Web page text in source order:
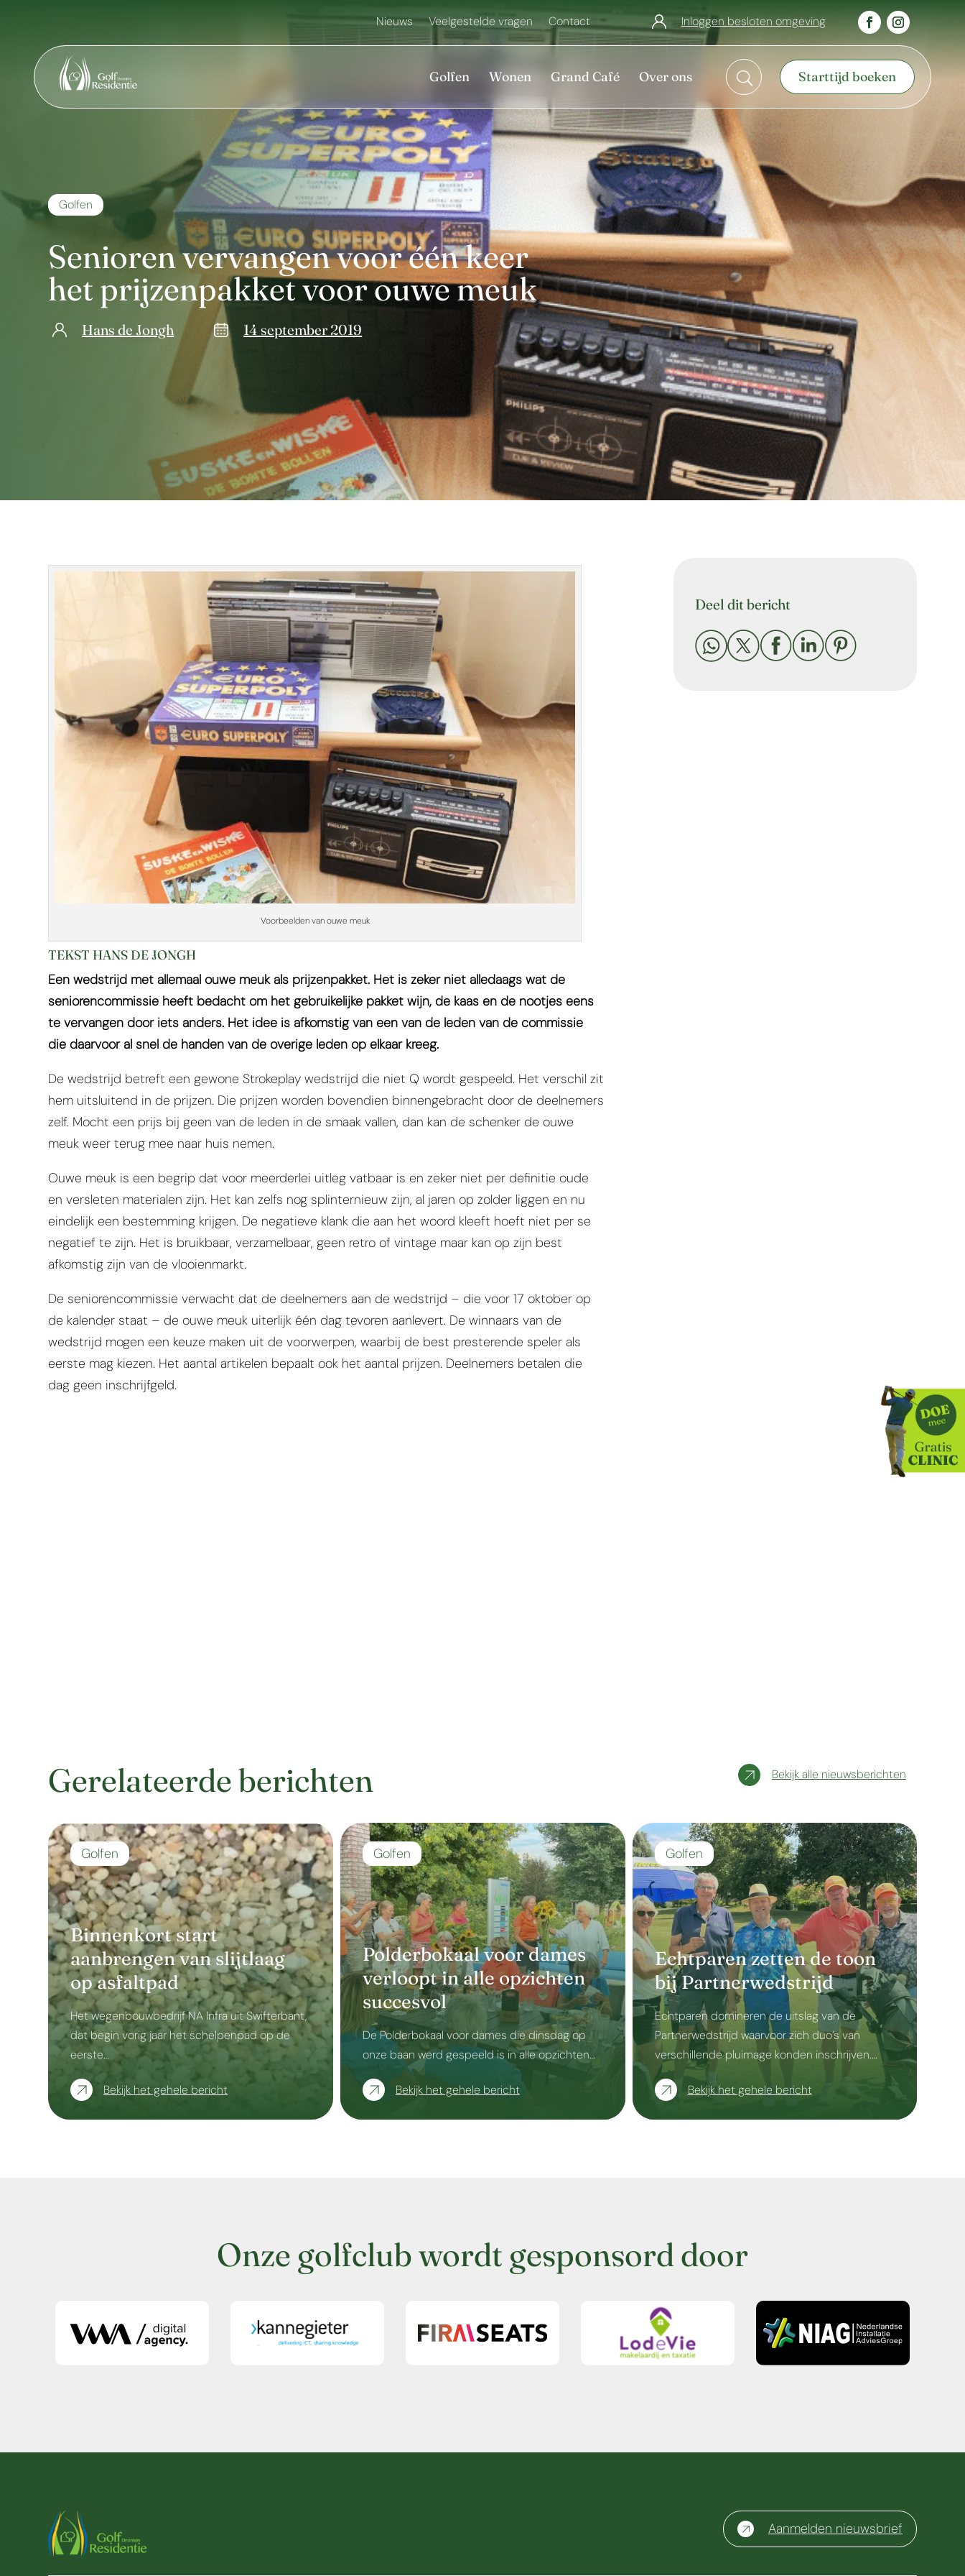
Nieuws Veelgestelde vragen Contact Inloggen besloten omgeving
Golfen Wonen Grand Café Over ons U Starttijd boeken
Golfen
Senioren vervangen voor één keer
het prijzenpakket voor ouwe meuk
Hans de Jongh 14 september 2019
Voorbeelden van ouwe meuk
TEKST HANS DE JONGH
Een wedstrijd met allemaal ouwe meuk als prijzenpakket. Het is zeker niet alledaags wat de
seniorencommissie heeft bedacht om het gebruikelijke pakket wijn, de kaas en de nootjes eens
te vervangen door iets anders. Het idee is afkomstig van een van de leden van de commissie
die daarvoor al snel de handen van de overige leden op elkaar kreeg.
De wedstrijd betreft een gewone Strokeplay wedstrijd die niet Q wordt gespeeld. Het verschil zit
hem uitsluitend in de prijzen. Die prijzen worden bovendien binnengebracht door de deelnemers
zelf. Mocht een prijs bij geen van de leden in de smaak vallen, dan kan de schenker de ouwe
meuk weer terug mee naar huis nemen.
Ouwe meuk is een begrip dat voor meerderlei uitleg vatbaar is en zeker niet per definitie oude
en versleten materialen zijn. Het kan zelfs nog splinternieuw zijn, al jaren op zolder liggen en nu
eindelijk een bestemming krijgen. De negatieve klank die aan het woord kleeft hoeft niet per se
negatief te zijn. Het is bruikbaar, verzamelbaar, geen retro of vintage maar kan op zijn best
afkomstig zijn van de vlooienmarkt.
De seniorencommissie verwacht dat de deelnemers aan de wedstrijd – die voor 17 oktober op
de kalender staat – de ouwe meuk uiterlijk één dag tevoren aanlevert. De winnaars van de
wedstrijd mogen een keuze maken uit de voorwerpen, waarbij de best presterende speler als
eerste mag kiezen. Het aantal artikelen bepaalt ook het aantal prijzen. Deelnemers betalen die
dag geen inschrijfgeld.
Deel dit bericht
    
Gerelateerde berichten Bekijk alle nieuwsberichten
Binnenkort start
aanbrengen van slijtlaag
op asfaltpad
Golfen
Het wegenbouwbedrijf NA Infra uit Swifterbant,
dat begin vorig jaar het schelpenpad op de
eerste…
Bekijk het gehele bericht
Polderbokaal voor dames
verloopt in alle opzichten
succesvol
Golfen
De Polderbokaal voor dames die dinsdag op
onze baan werd gespeeld is in alle opzichten…
Bekijk het gehele bericht
Echtparen zetten de toon
bij Partnerwedstrijd
Golfen
Echtparen domineren de uitslag van de
Partnerwedstrijd waarvoor zich duo’s van
verschillende pluimage konden inschrijven.…
Bekijk het gehele bericht
Onze golfclub wordt gesponsord door
Aanmelden nieuwsbrief